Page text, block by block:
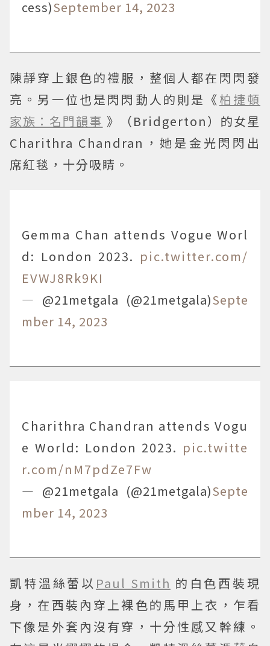
cess)September 14, 2023
陳靜穿上銀色的禮服，整個人都在閃閃發
亮。另一位也是閃閃動人的則是《 柏捷頓
家族：名門韻事 》（Bridgerton）的女星
Charithra Chandran，她是金光閃閃出
席紅毯，十分吸睛。
Gemma Chan attends Vogue Worl
d: London 2023. pic.twitter.com/
EVWJ8Rk9KI
— @21metgala (@21metgala)Septe
mber 14, 2023
Charithra Chandran attends Vogu
e World: London 2023. pic.twitte
r.com/nM7pdZe7Fw
— @21metgala (@21metgala)Septe
mber 14, 2023
凱特溫絲蕾以 Paul Smith 的白色西裝現
身，在西裝內穿上裸色的馬甲上衣，乍看
下像是外套內沒有穿，十分性感又幹練。